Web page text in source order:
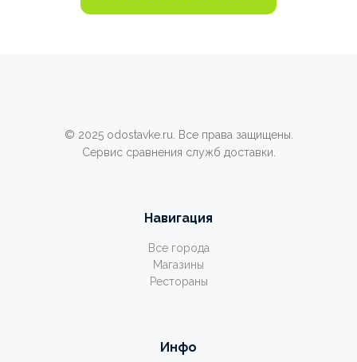
© 2025 odostavke.ru. Все права защищены.
Сервис сравнения служб доставки.
Навигация
Все города
Магазины
Рестораны
Инфо